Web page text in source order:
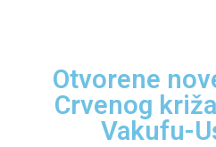
Otvorene
Crvenog
Vakufu-